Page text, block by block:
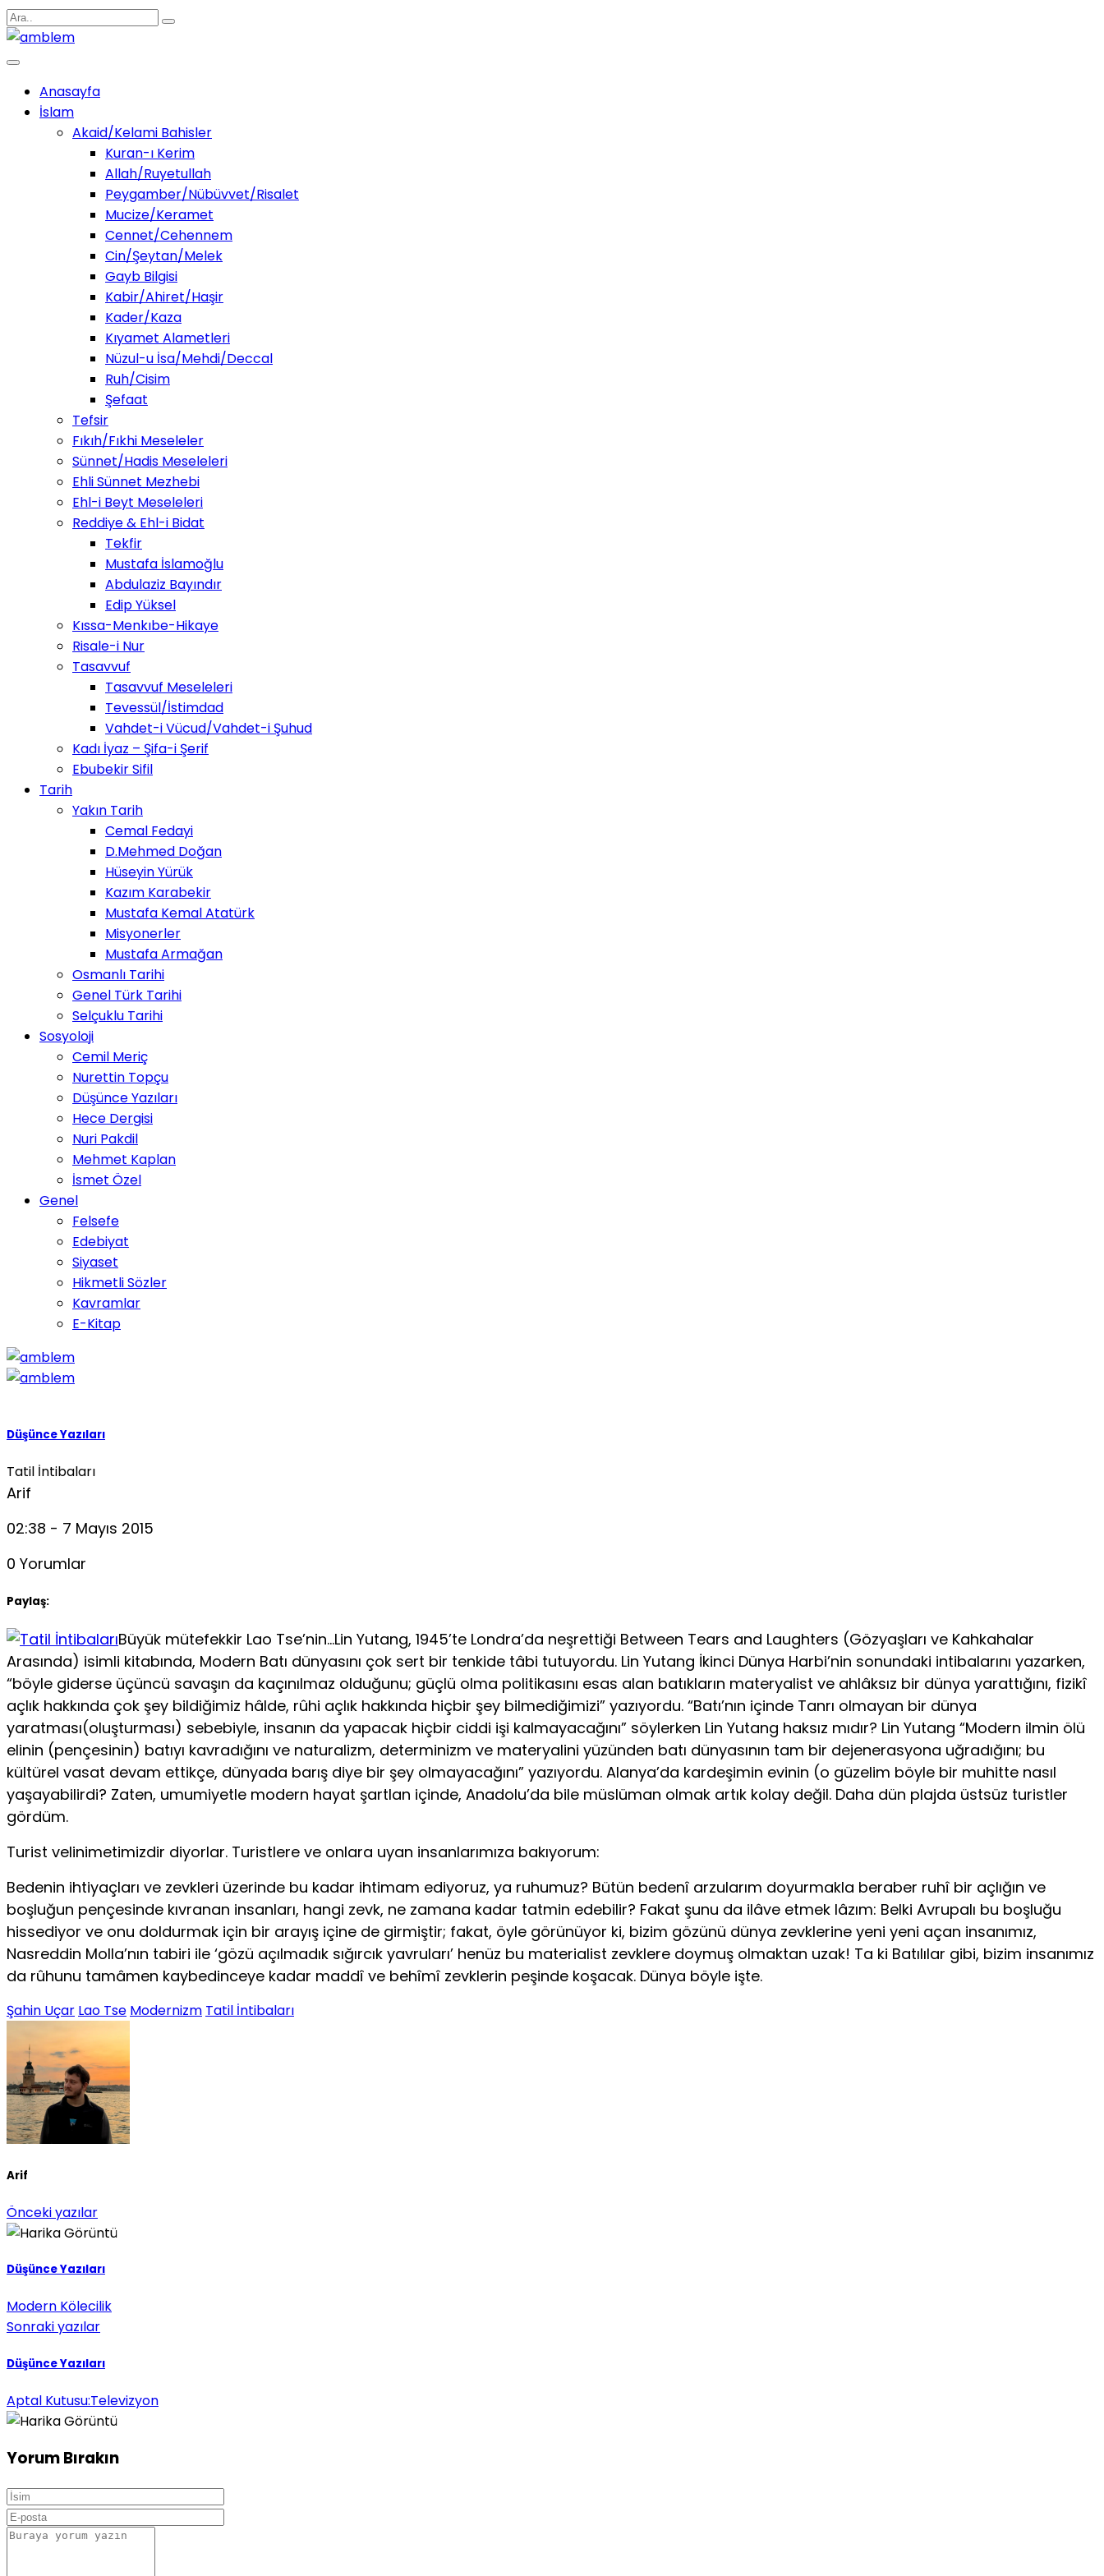
Anasayfa
İslam
Akaid/Kelami Bahisler
Kuran-ı Kerim
Allah/Ruyetullah
Peygamber/Nübüvvet/Risalet
Mucize/Keramet
Cennet/Cehennem
Cin/Şeytan/Melek
Gayb Bilgisi
Kabir/Ahiret/Haşir
Kader/Kaza
Kıyamet Alametleri
Nüzul-u İsa/Mehdi/Deccal
Ruh/Cisim
Şefaat
Tefsir
Fıkıh/Fıkhi Meseleler
Sünnet/Hadis Meseleleri
Ehli Sünnet Mezhebi
Ehl-i Beyt Meseleleri
Reddiye & Ehl-i Bidat
Tekfir
Mustafa İslamoğlu
Abdulaziz Bayındır
Edip Yüksel
Kıssa-Menkıbe-Hikaye
Risale-i Nur
Tasavvuf
Tasavvuf Meseleleri
Tevessül/İstimdad
Vahdet-i Vücud/Vahdet-i Şuhud
Kadı İyaz – Şifa-i Şerif
Ebubekir Sifil
Tarih
Yakın Tarih
Cemal Fedayi
D.Mehmed Doğan
Hüseyin Yürük
Kazım Karabekir
Mustafa Kemal Atatürk
Misyonerler
Mustafa Armağan
Osmanlı Tarihi
Genel Türk Tarihi
Selçuklu Tarihi
Sosyoloji
Cemil Meriç
Nurettin Topçu
Düşünce Yazıları
Hece Dergisi
Nuri Pakdil
Mehmet Kaplan
İsmet Özel
Genel
Felsefe
Edebiyat
Siyaset
Hikmetli Sözler
Kavramlar
E-Kitap
Düşünce Yazıları
Tatil İntibaları
Arif
02:38 - 7 Mayıs 2015
0 Yorumlar
Paylaş:
Büyük mütefekkir Lao Tse’nin…Lin Yutang, 1945’te Londra’da neşrettiği Between Tears and Laughters (Gözyaşları ve Kahkahalar
Arasında) isimli kitabında, Modern Batı dünyasını çok sert bir tenkide tâbi tutuyordu. Lin Yutang İkinci Dünya Harbi’nin sonundaki intibalarını yazarken,
“böyle giderse üçüncü savaşın da kaçınılmaz olduğunu; güçlü olma politikasını esas alan batıkların materyalist ve ahlâksız bir dünya yarattığını, fizikî
açlık hakkında çok şey bildiğimiz hâlde, rûhi açlık hakkında hiçbir şey bilmediğimizi” yazıyordu. “Batı’nın içinde Tanrı olmayan bir dünya
yaratması(oluşturması) sebebiyle, insanın da yapacak hiçbir ciddi işi kalmayacağını” söylerken Lin Yutang haksız mıdır? Lin Yutang “Modern ilmin ölü
elinin (pençesinin) batıyı kavradığını ve naturalizm, determinizm ve materyalini yüzünden batı dünyasının tam bir dejenerasyona uğradığını; bu
kültürel vasat devam ettikçe, dünyada barış diye bir şey olmayacağını” yazıyordu. Alanya’da kardeşimin evinin (o güzelim böyle bir muhitte nasıl
yaşayabilirdi? Zaten, umumiyetle modern hayat şartlan içinde, Anadolu’da bile müslüman olmak artık kolay değil. Daha dün plajda üstsüz turistler
gördüm.
Turist velinimetimizdir diyorlar. Turistlere ve onlara uyan insanlarımıza bakıyorum:
Bedenin ihtiyaçları ve zevkleri üzerinde bu kadar ihtimam ediyoruz, ya ruhumuz? Bütün bedenî arzularım doyurmakla beraber ruhî bir açlığın ve
boşluğun pençesinde kıvranan insanları, hangi zevk, ne zamana kadar tatmin edebilir? Fakat şunu da ilâve etmek lâzım: Belki Avrupalı bu boşluğu
hissediyor ve onu doldurmak için bir arayış içine de girmiştir; fakat, öyle görünüyor ki, bizim gözünü dünya zevklerine yeni yeni açan insanımız,
Nasreddin Molla’nın tabiri ile ‘gözü açılmadık sığırcık yavruları’ henüz bu materialist zevklere doymuş olmaktan uzak! Ta ki Batılılar gibi, bizim insanımız
da rûhunu tamâmen kaybedinceye kadar maddî ve behîmî zevklerin peşinde koşacak. Dünya böyle işte.
Şahin Uçar Lao Tse Modernizm Tatil İntibaları
Arif
Önceki yazılar
Düşünce Yazıları
Modern Kölecilik
Sonraki yazılar
Düşünce Yazıları
Aptal Kutusu:Televizyon
Yorum Bırakın